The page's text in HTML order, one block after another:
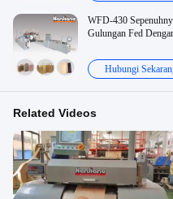
WFD-430
Gulungan Fed
Hubungi
Related Videos